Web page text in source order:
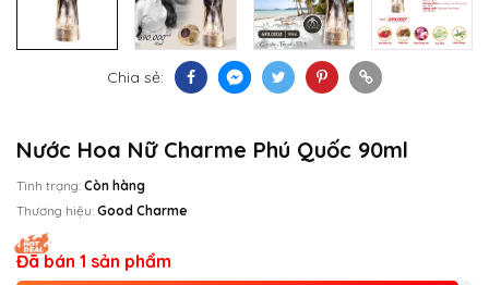
Chia sẻ:
Nước Hoa Nữ Charme Phú Quốc 90ml
Tình trạng: Còn hàng
Thương hiệu: Good Charme
Đã bán 1 sản phẩm